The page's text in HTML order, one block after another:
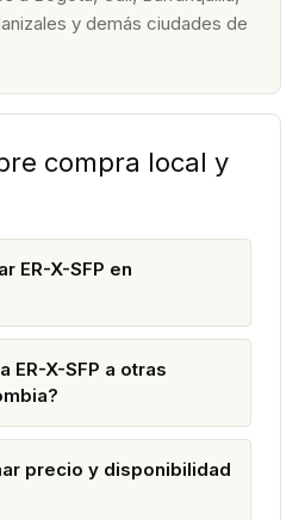
y demás ciudades de
compra local y
ER-X-SFP en
ER-X-SFP a otras
precio y disponibilidad